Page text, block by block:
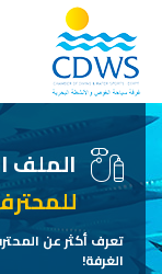
تعرف أكثر عن
الغرفة!